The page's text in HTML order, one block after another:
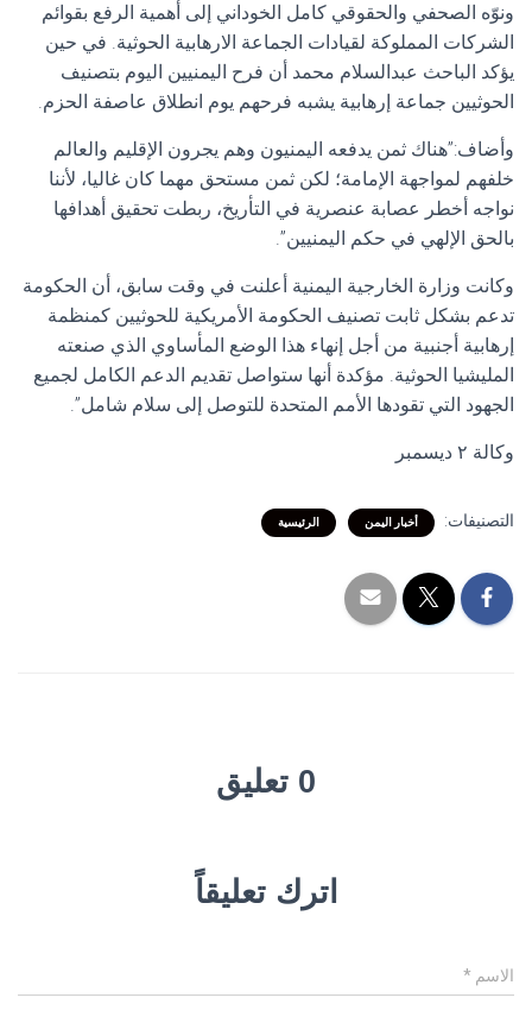
ونوّه الصحفي والحقوقي كامل الخوداني إلى أهمية ‏الرفع بقوائم
الشركات المملوكة لقيادات الجماعة الارهابية الحوثية. في حين
يؤكد الباحث عبدالسلام محمد أن ‏فرح اليمنيين اليوم بتصنيف
الحوثيين جماعة إرهابية يشبه فرحهم يوم انطلاق عاصفة الحزم.
وأضاف:”هناك ثمن يدفعه اليمنيون وهم يجرون الإقليم والعالم
خلفهم لمواجهة الإمامة؛ لكن ثمن مستحق مهما كان غاليا، لأننا
نواجه أخطر عصابة عنصرية في التأريخ، ربطت تحقيق أهدافها
بالحق الإلهي في حكم اليمنيين”.
وكانت وزارة الخارجية اليمنية أعلنت في وقت سابق، أن الحكومة
تدعم بشكل ثابت تصنيف الحكومة الأمريكية للحوثيين كمنظمة
إرهابية أجنبية من أجل إنهاء هذا الوضع المأساوي الذي صنعته
المليشيا الحوثية. مؤكدة أنها ستواصل تقديم الدعم الكامل لجميع
الجهود التي تقودها الأمم المتحدة للتوصل إلى سلام شامل”.
وكالة ٢ ديسمبر
التصنيفات: أخبار اليمن الرئيسية
0 تعليق
اترك تعليقاً
الاسم *